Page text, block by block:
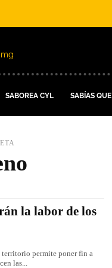
SABOREA CYL SABÍAS QUE
la labor de los
territorio permite poner fin a
las...